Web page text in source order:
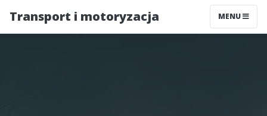
Transport i motoryzacja MENU